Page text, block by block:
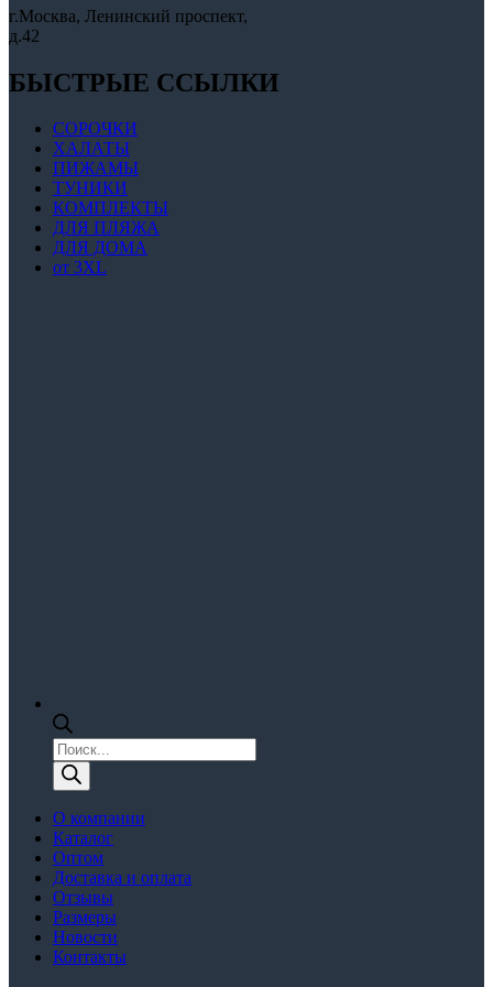
г.Москва, Ленинский проспект,
д.42
БЫСТРЫЕ ССЫЛКИ
СОРОЧКИ
ХАЛАТЫ
ПИЖАМЫ
ТУНИКИ
КОМПЛЕКТЫ
ДЛЯ ПЛЯЖА
ДЛЯ ДОМА
от 3XL
Поиск
товаров
О компании
Каталог
Оптом
Доставка и оплата
Отзывы
Размеры
Новости
Контакты